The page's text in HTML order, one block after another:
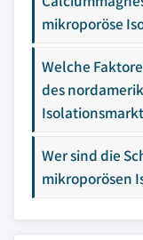
mikroporöse
Welche
des
Wer sind die
mikroporösen